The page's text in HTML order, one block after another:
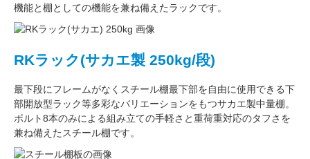
機能と棚としての機能を兼ね備えたラックです。
RKラック(サカエ製 250kg/段)
最下段にフレームがなくスチール棚最下部を自由に使用できる下
部開放型ラック等多彩なバリエーションをもつサカエ製中量棚。
ボルト8本のみによる組み立ての手軽さと重荷重対応のタフさを
兼ね備えたスチール棚です。